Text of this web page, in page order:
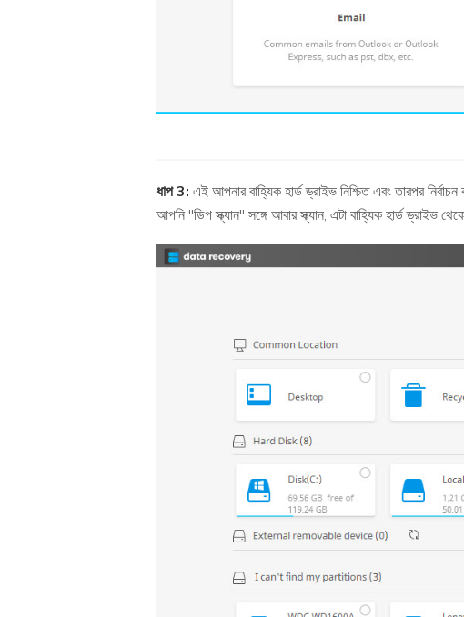
ধাপ 3: এই আপনার বাহ্যিক হার্ড ড্রাইভ নিশ্চিত এবং তারপর
আপনি "ডিপ স্ক্যান" সঙ্গে আবার স্ক্যান, এটা বাহ্যিক হার্ড